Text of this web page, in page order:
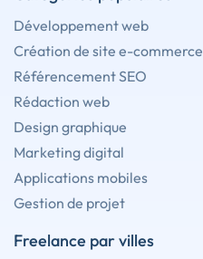
Développement web
Création de site e-commerce
Référencement SEO
Rédaction web
Design graphique
Marketing digital
Applications mobiles
Gestion de projet
Freelance par villes